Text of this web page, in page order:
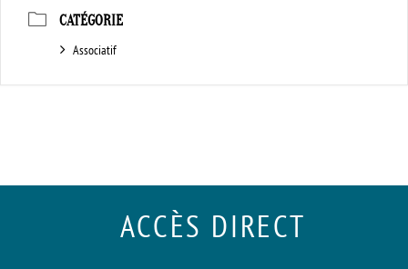
CATÉGORIE
Associatif
ACCÈS DIRECT